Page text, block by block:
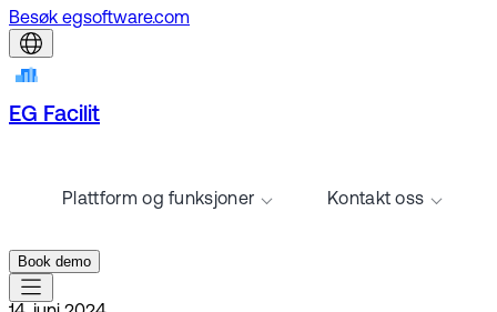
Besøk egsoftware.com
EG Facilit
Plattform og funksjoner Kontakt oss
Book demo